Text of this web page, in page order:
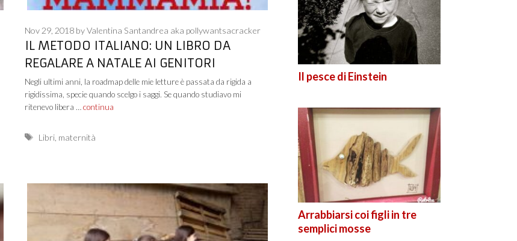
IL METODO ITALIANO: UN LIBRO DA
REGALARE A NATALE AI GENITORI
Nov 29, 2018 byValentina Santandrea aka pollywantsacracker
Negli ultimi anni, la roadmap delle mie letture è passata da rigida a
rigidissima, specie quando scelgo i saggi. Se quando studiavo mi
ritenevo libera … continua
Tags
Libri, maternità
Il pesce di Einstein
Arrabbiarsi coi figli in tre
semplici mosse